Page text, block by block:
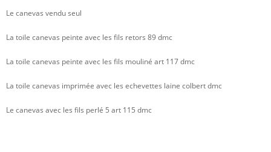
Le canevas vendu seul
La toile canevas peinte avec les fils retors 89 dmc
La toile canevas peinte avec les fils mouliné art 117 dmc
La toile canevas imprimée avec les echevettes laine colbert dmc
Le canevas avec les fils perlé 5 art 115 dmc